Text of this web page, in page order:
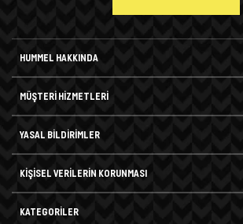
HUMMEL HAKKINDA
MÜŞTERİ HİZMETLERİ
YASAL BİLDİRİMLER
KİŞİSEL VERİLERİN KORUNMASI
KATEGORİLER